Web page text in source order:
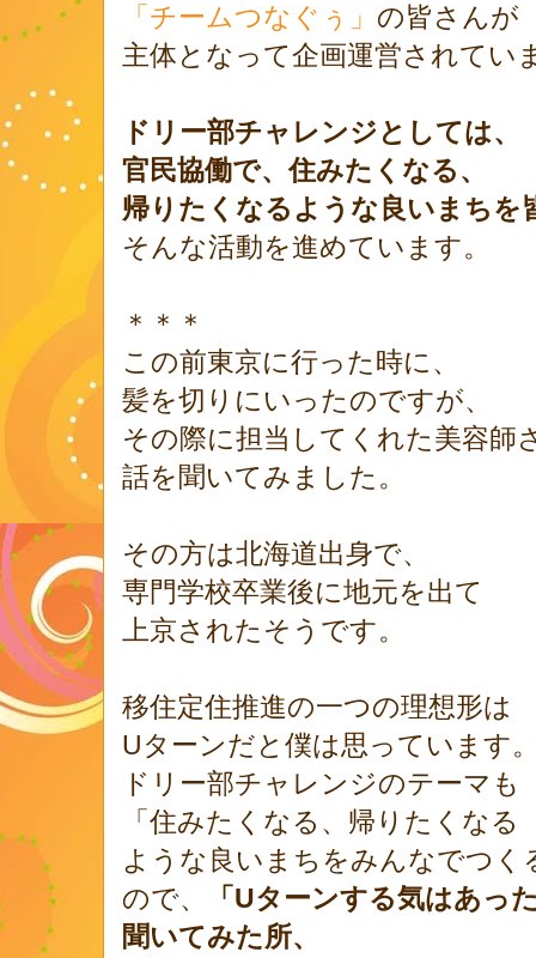
「チームつなぐぅ」 の皆さんが
主体となって企画運営されてい
ドリー部チャレンジとしては、
官民協働で、住みたくなる、
帰りたくなるような良いまちを
そんな活動を進めています。
＊＊＊
この前東京に行った時に、
髪を切りにいったのですが、
その際に担当してくれた美容師
話を聞いてみました。
その方は北海道出身で、
専門学校卒業後に地元を出て
上京されたそうです。
移住定住推進の一つの理想形は
Uターンだと僕は思っています
ドリー部チャレンジのテーマも
「住みたくなる、帰りたくなる
ような良いまちをみんなでつく
ので、
「Uターンする気はあっ
聞いてみた所、